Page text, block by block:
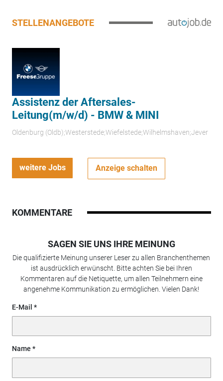
STELLENANGEBOTE
Assistenz der Aftersales-
Leitung(m/w/d) - BMW & MINI
Oldenburg (Oldb);Westerstede;Wiefelstede;Wilhelmshaven;Jever
weitere Jobs Anzeige schalten
KOMMENTARE
SAGEN SIE UNS IHRE MEINUNG
Die qualifizierte Meinung unserer Leser zu allen Branchenthemen
ist ausdrücklich erwünscht. Bitte achten Sie bei Ihren
Kommentaren auf die Netiquette, um allen Teilnehmern eine
angenehme Kommunikation zu ermöglichen. Vielen Dank!
E-Mail
Name